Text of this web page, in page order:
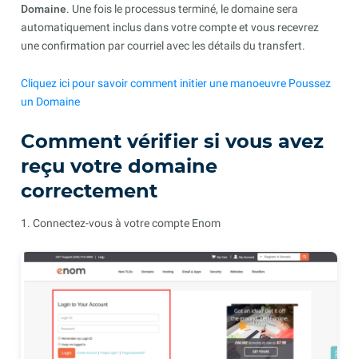
Domaine. Une fois le processus terminé, le domaine sera
automatiquement inclus dans votre compte et vous recevrez
une confirmation par courriel avec les détails du transfert.
Cliquez ici pour savoir comment initier une manoeuvre Poussez
un Domaine
Comment vérifier si vous avez
reçu votre domaine
correctement
1. Connectez-vous à votre compte Enom